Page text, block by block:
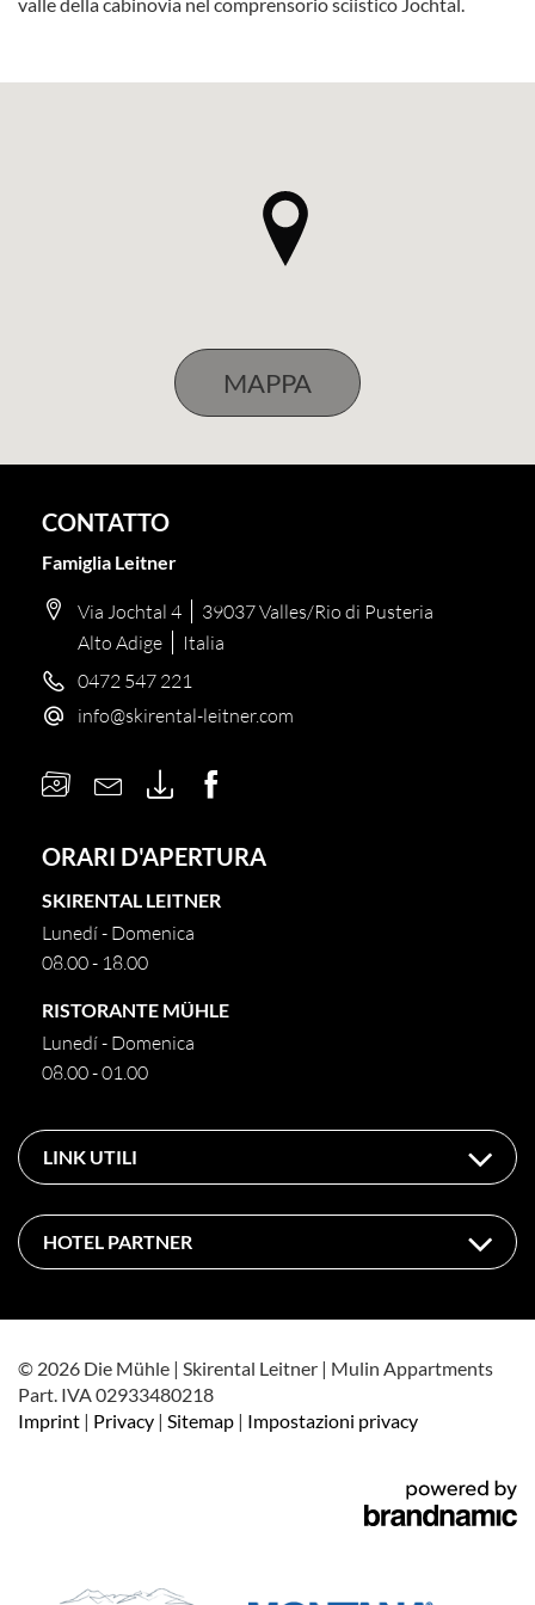
CONTATTO
Famiglia Leitner
Via Jochtal 4
39037 Valles/Rio di Pusteria
Alto Adige
Italia
0472 547 221
info@skirental-leitner.com
ORARI D'APERTURA
SKIRENTAL LEITNER
Lunedí - Domenica
08.00 - 18.00
RISTORANTE MÜHLE
Lunedí - Domenica
08.00 - 01.00
LINK UTILI
HOTEL PARTNER
© 2026 Die Mühle | Skirental Leitner | Mulin Appartments
Part. IVA 02933480218
Imprint | Privacy | Sitemap | Impostazioni privacy